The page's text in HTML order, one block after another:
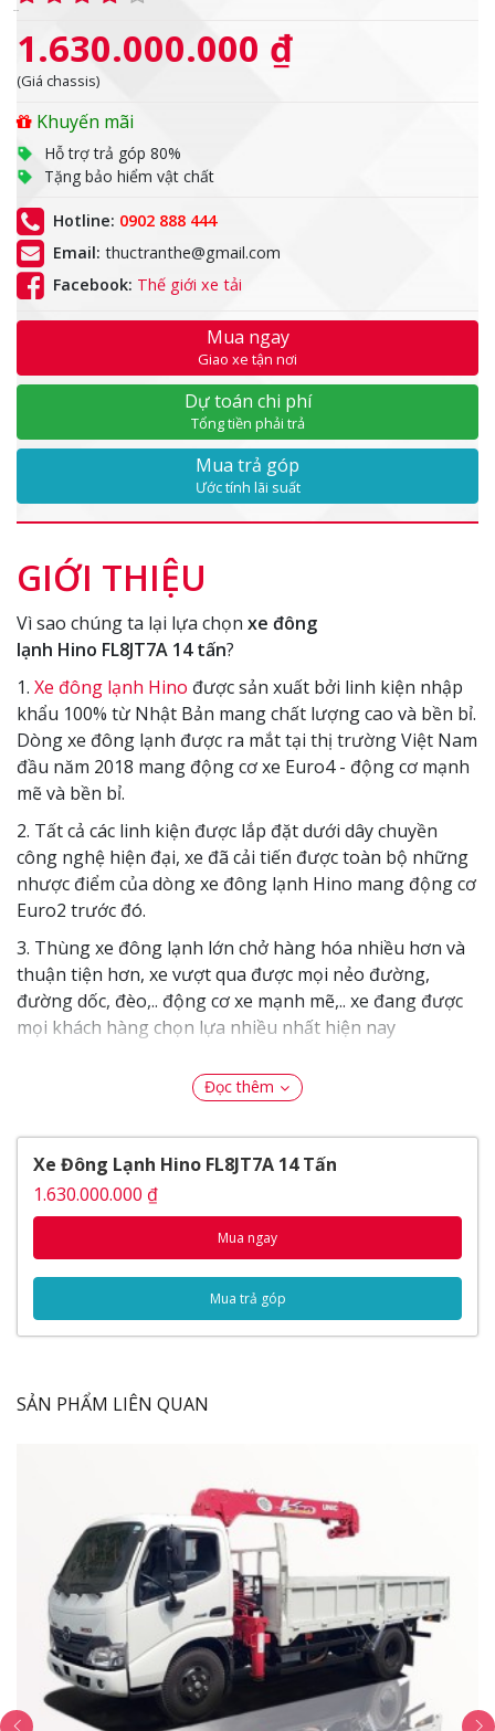
1.630.000.000 ₫
(Giá chassis)
Khuyến mãi
Hỗ trợ trả góp 80%
Tặng bảo hiểm vật chất
Hotline: 0902 888 444
Email: thuctranthe@gmail.com
Facebook: Thế giới xe tải
Mua ngay
Giao xe tận nơi
Dự toán chi phí
Tổng tiền phải trả
Mua trả góp
Ước tính lãi suất
GIỚI THIỆU
Vì sao chúng ta lại lựa chọn xe đông
lạnh Hino FL8JT7A 14 tấn?
1. Xe đông lạnh Hino được sản xuất bởi linh kiện nhập
khẩu 100% từ Nhật Bản mang chất lượng cao và bền bỉ.
Dòng xe đông lạnh được ra mắt tại thị trường Việt Nam
đầu năm 2018 mang động cơ xe Euro4 - động cơ mạnh
mẽ và bền bỉ.
2. Tất cả các linh kiện được lắp đặt dưới dây chuyền
công nghệ hiện đại, xe đã cải tiến được toàn bộ những
nhược điểm của dòng xe đông lạnh Hino mang động cơ
Euro2 trước đó.
3. Thùng xe đông lạnh lớn chở hàng hóa nhiều hơn và
thuận tiện hơn, xe vượt qua được mọi nẻo đường,
đường dốc, đèo,.. động cơ xe mạnh mẽ,.. xe đang được
mọi khách hàng chọn lựa nhiều nhất hiện nay
bị rỉ sét bền bỉ theo thời gian
tiêu chuẩn hiện nay
6. Kích thước thùng lớn chở hàng hóa nhiều hơn, nhiệt
độ âm 18 độ C, hàng hóa luôn được đảm bảo và bảo
7.Giá xe đông lạnhHino hợp với mọi đối tượng khách
hàng
Ngoại Thất
Đồng hồ taplo
Vô lăng
Vận hành
Thùng nhiên liệu
Thùng xe
Thông số kỹ thuật
Thông số chung
Kích thước xe
Động cơ
Đọc thêm
Xe Đông Lạnh Hino FL8JT7A 14 Tấn
1.630.000.000 ₫
Mua ngay
Mua trả góp
SẢN PHẨM LIÊN QUAN